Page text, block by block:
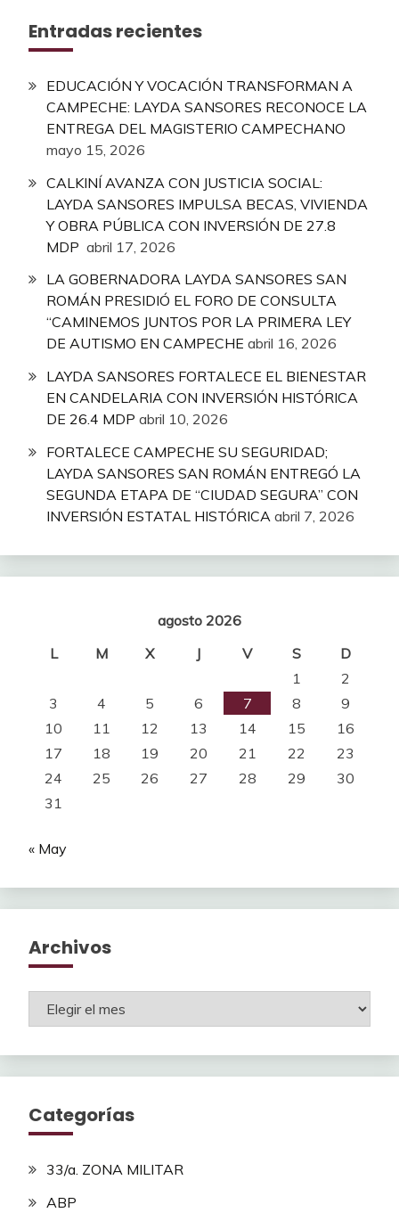
Entradas recientes
EDUCACIÓN Y VOCACIÓN TRANSFORMAN A
CAMPECHE: LAYDA SANSORES RECONOCE LA
ENTREGA DEL MAGISTERIO CAMPECHANO
mayo 15, 2026
CALKINÍ AVANZA CON JUSTICIA SOCIAL:
LAYDA SANSORES IMPULSA BECAS, VIVIENDA
Y OBRA PÚBLICA CON INVERSIÓN DE 27.8
MDP abril 17, 2026
LA GOBERNADORA LAYDA SANSORES SAN
ROMÁN PRESIDIÓ EL FORO DE CONSULTA
“CAMINEMOS JUNTOS POR LA PRIMERA LEY
DE AUTISMO EN CAMPECHE abril 16, 2026
LAYDA SANSORES FORTALECE EL BIENESTAR
EN CANDELARIA CON INVERSIÓN HISTÓRICA
DE 26.4 MDP abril 10, 2026
FORTALECE CAMPECHE SU SEGURIDAD;
LAYDA SANSORES SAN ROMÁN ENTREGÓ LA
SEGUNDA ETAPA DE “CIUDAD SEGURA” CON
INVERSIÓN ESTATAL HISTÓRICA abril 7, 2026
agosto 2026
L
M X J V S
D
1
2
3
4 5 6 7 8
9
10
11 12 13 14 15
16
17
18 19 20 21 22
23
24
25 26 27 28 29
30
31
« May
Archivos
Archivos
Categorías
33/a. ZONA MILITAR
ABP